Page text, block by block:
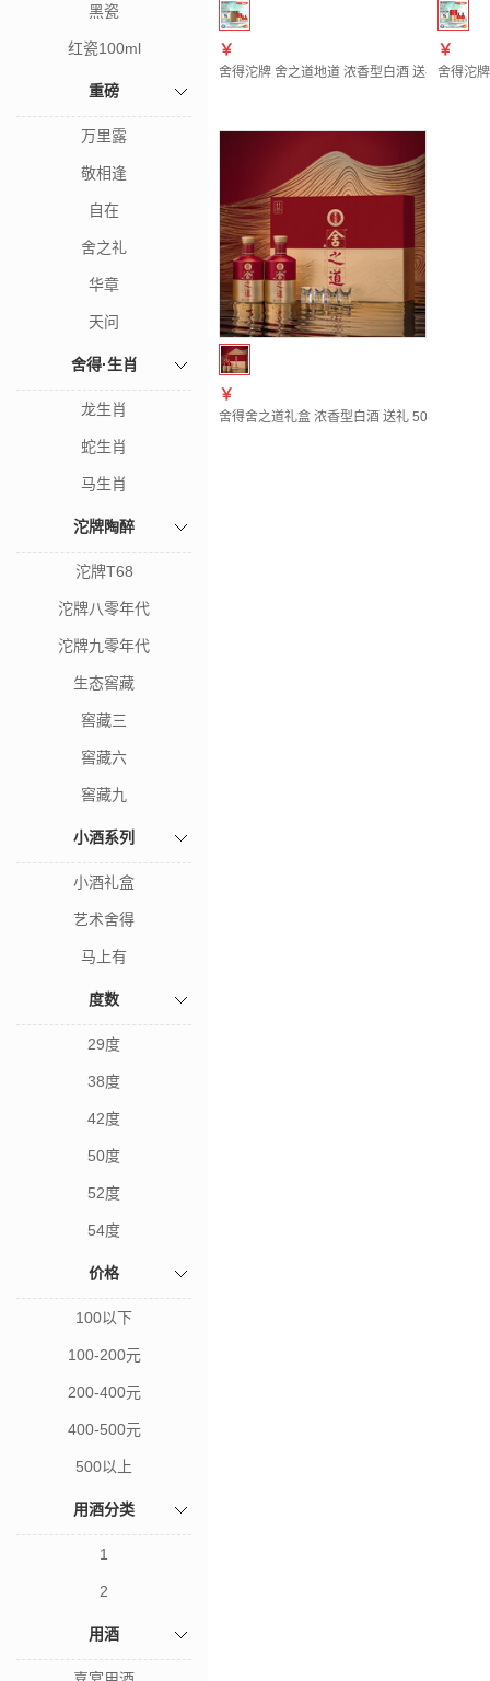
黑瓷
红瓷100ml
重磅
万里露
敬相逢
自在
舍之礼
华章
天问
舍得·生肖
龙生肖
蛇生肖
马生肖
沱牌陶醉
沱牌T68
沱牌八零年代
沱牌九零年代
生态窖藏
窖藏三
窖藏六
窖藏九
小酒系列
小酒礼盒
艺术舍得
马上有
度数
29度
38度
42度
50度
52度
54度
价格
100以下
100-200元
200-400元
400-500元
500以上
用酒分类
1
2
用酒
￥
舍得沱牌 舍之道地道 浓香型白酒 送礼 42度
￥
舍得沱
￥
舍得舍之道礼盒 浓香型白酒 送礼 50度 500mL